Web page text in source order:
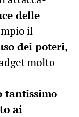
delle
il
dei poteri,
molto
tantissimo
ai